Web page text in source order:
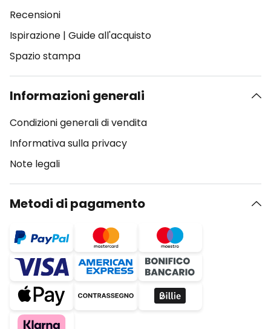
Recensioni
Ispirazione | Guide all'acquisto
Spazio stampa
Informazioni generali
Condizioni generali di vendita
Informativa sulla privacy
Note legali
Metodi di pagamento